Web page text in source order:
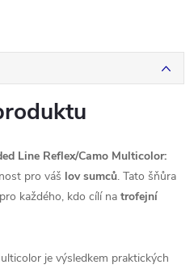
Line Reflex/Camo Multicolor:
pro váš lov sumců. Tato šňůra
pro každého, kdo cílí na trofejní
je výsledkem praktických